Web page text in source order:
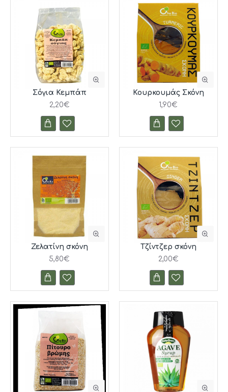
Σόγια Κεμπάπ
2,20€
Κουρκουμάς Σκόνη
1,90€
Ζελατίνη σκόνη
5,80€
Τζίντζερ σκόνη
2,00€